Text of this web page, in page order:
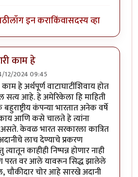
लॉग इन कराकिंवासदस्य व्हा
काम हे
12/2024 09:45
हे अर्थपूर्ण वाटाघाटींशिवाय होत
सत्य आहे. हे अमेरिकेला हि माहिती
कंपन्या भारतात अनेक वर्षे
आणि कसे चालते हे त्यांना
असते. केवळ भारत सरकारला कात्रित
लाच देण्याचे प्रकरण
काहीही निष्पन्न होणार नाही
परत वर आले यावरून सिद्ध झालेले
चोर आहे सारखे अदानी